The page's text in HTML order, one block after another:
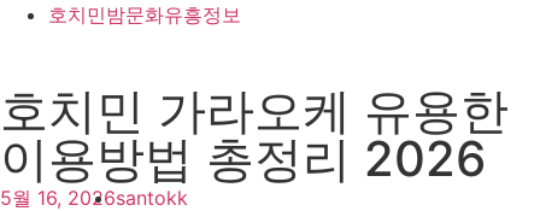
호치민밤문화유흥정보
호치민 가라오케 유용한
이용방법 총정리 2026
5월 16, 2026santokk